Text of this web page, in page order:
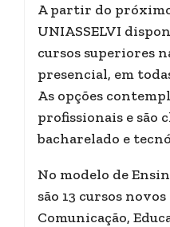
A partir do
UNIASSELVI
cursos superiores
presencial, em
As opções
profissionais e são
bacharelado e
No modelo de
são 13 cursos
Comunicação,